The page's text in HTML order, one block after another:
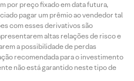
por preço fixado em data futura,
pagar um prêmio ao vendedor tal
com esses derivativos são
altas relações de risco e
a possibilidade de perdas
recomendada para o investimento
não está garantido neste tipo de